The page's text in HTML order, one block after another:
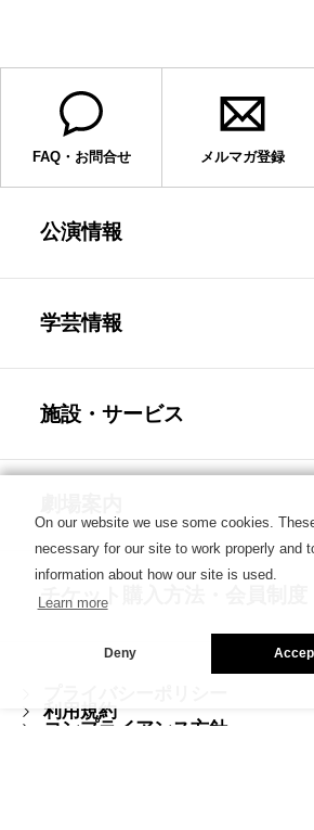
FAQ・お問合せ メルマガ登録
公演情報
学芸情報
施設・サービス
チケット購入方法・会員制度
利用規約
コンプライアンス方針
On our website we use some cookies.
necessary for our site to work properly and
information about how our site is used.
Learn more
Deny